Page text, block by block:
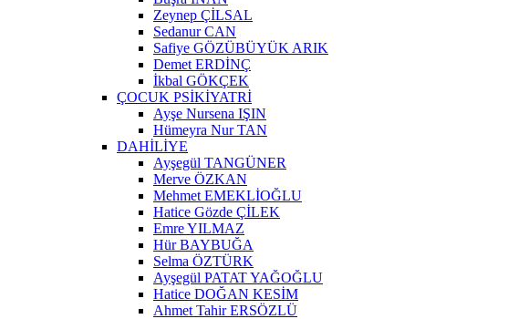
Zeynep ÇİLSAL
Sedanur CAN
Safiye GÖZÜBÜYÜK ARIK
Demet ERDİNÇ
İkbal GÖKÇEK
ÇOCUK PSİKİYATRİ
Ayşe Nursena IŞIN
Hümeyra Nur TAN
DAHİLİYE
Ayşegül TANGÜNER
Merve ÖZKAN
Mehmet EMEKLİOĞLU
Hatice Gözde ÇİLEK
Emre YILMAZ
Hür BAYBUĞA
Selma ÖZTÜRK
Ayşegül PATAT YAĞOĞLU
Hatice DOĞAN KESİM
Ahmet Tahir ERSÖZLÜ